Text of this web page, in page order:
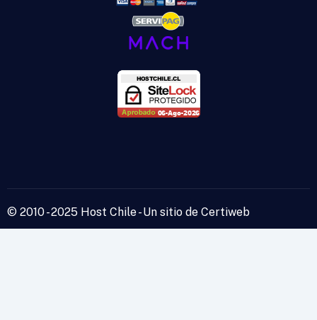
© 2010 - 2025 Host Chile - Un sitio de Certiweb